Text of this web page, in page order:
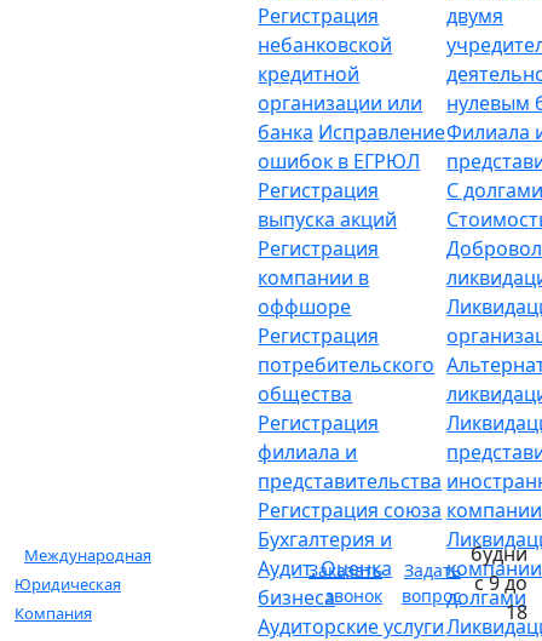
Международная
Юридическая
Компания
Регистрация
небанковской
кредитной
организации или
банка Исправление
ошибок в ЕГРЮЛ
Регистрация
выпуска акций
Регистрация
компании в
оффшоре
Регистрация
потребительского
общества
Регистрация
филиала и
представительства
Регистрация союза
Бухгалтерия и
Аудит. Оценка
бизнеса
Аудиторские услуги
двумя
нулевым
Филиала
С
компании
долгами
Заказать
звонок
Задать
вопрос
будни
с 9 до
18